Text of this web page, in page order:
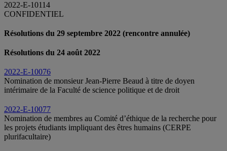
2022-E-10114
CONFIDENTIEL
Résolutions du 29 septembre 2022 (rencontre annulée)
Résolutions du 24 août 2022
2022-E-10076
Nomination de monsieur Jean-Pierre Beaud à titre de doyen
intérimaire de la Faculté de science politique et de droit
2022-E-10077
Nomination de membres au Comité d’éthique de la recherche pour
les projets étudiants impliquant des êtres humains (CERPE
plurifacultaire)